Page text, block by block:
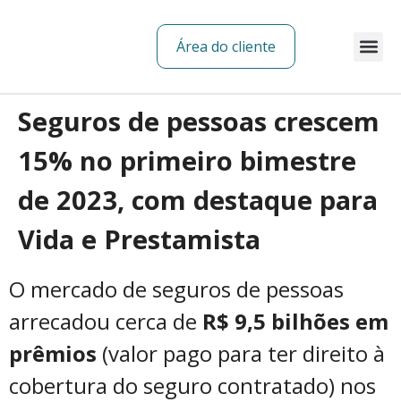
Área do cliente
Seguros de pessoas crescem
15% no primeiro bimestre
de 2023, com destaque para
Vida e Prestamista
O mercado de seguros de pessoas
arrecadou cerca de R$ 9,5 bilhões em
prêmios (valor pago para ter direito à
cobertura do seguro contratado) nos